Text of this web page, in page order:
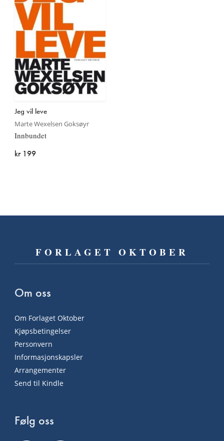
Jeg vil leve
Marte Wexelsen Goksøyr
Innbundet
kr 199
FORLAGET OKTOBER
Om oss
Om Forlaget Oktober
Kjøpsbetingelser
Personvern
Informasjonskapsler
Arrangementer
Send til Kindle
Følg oss